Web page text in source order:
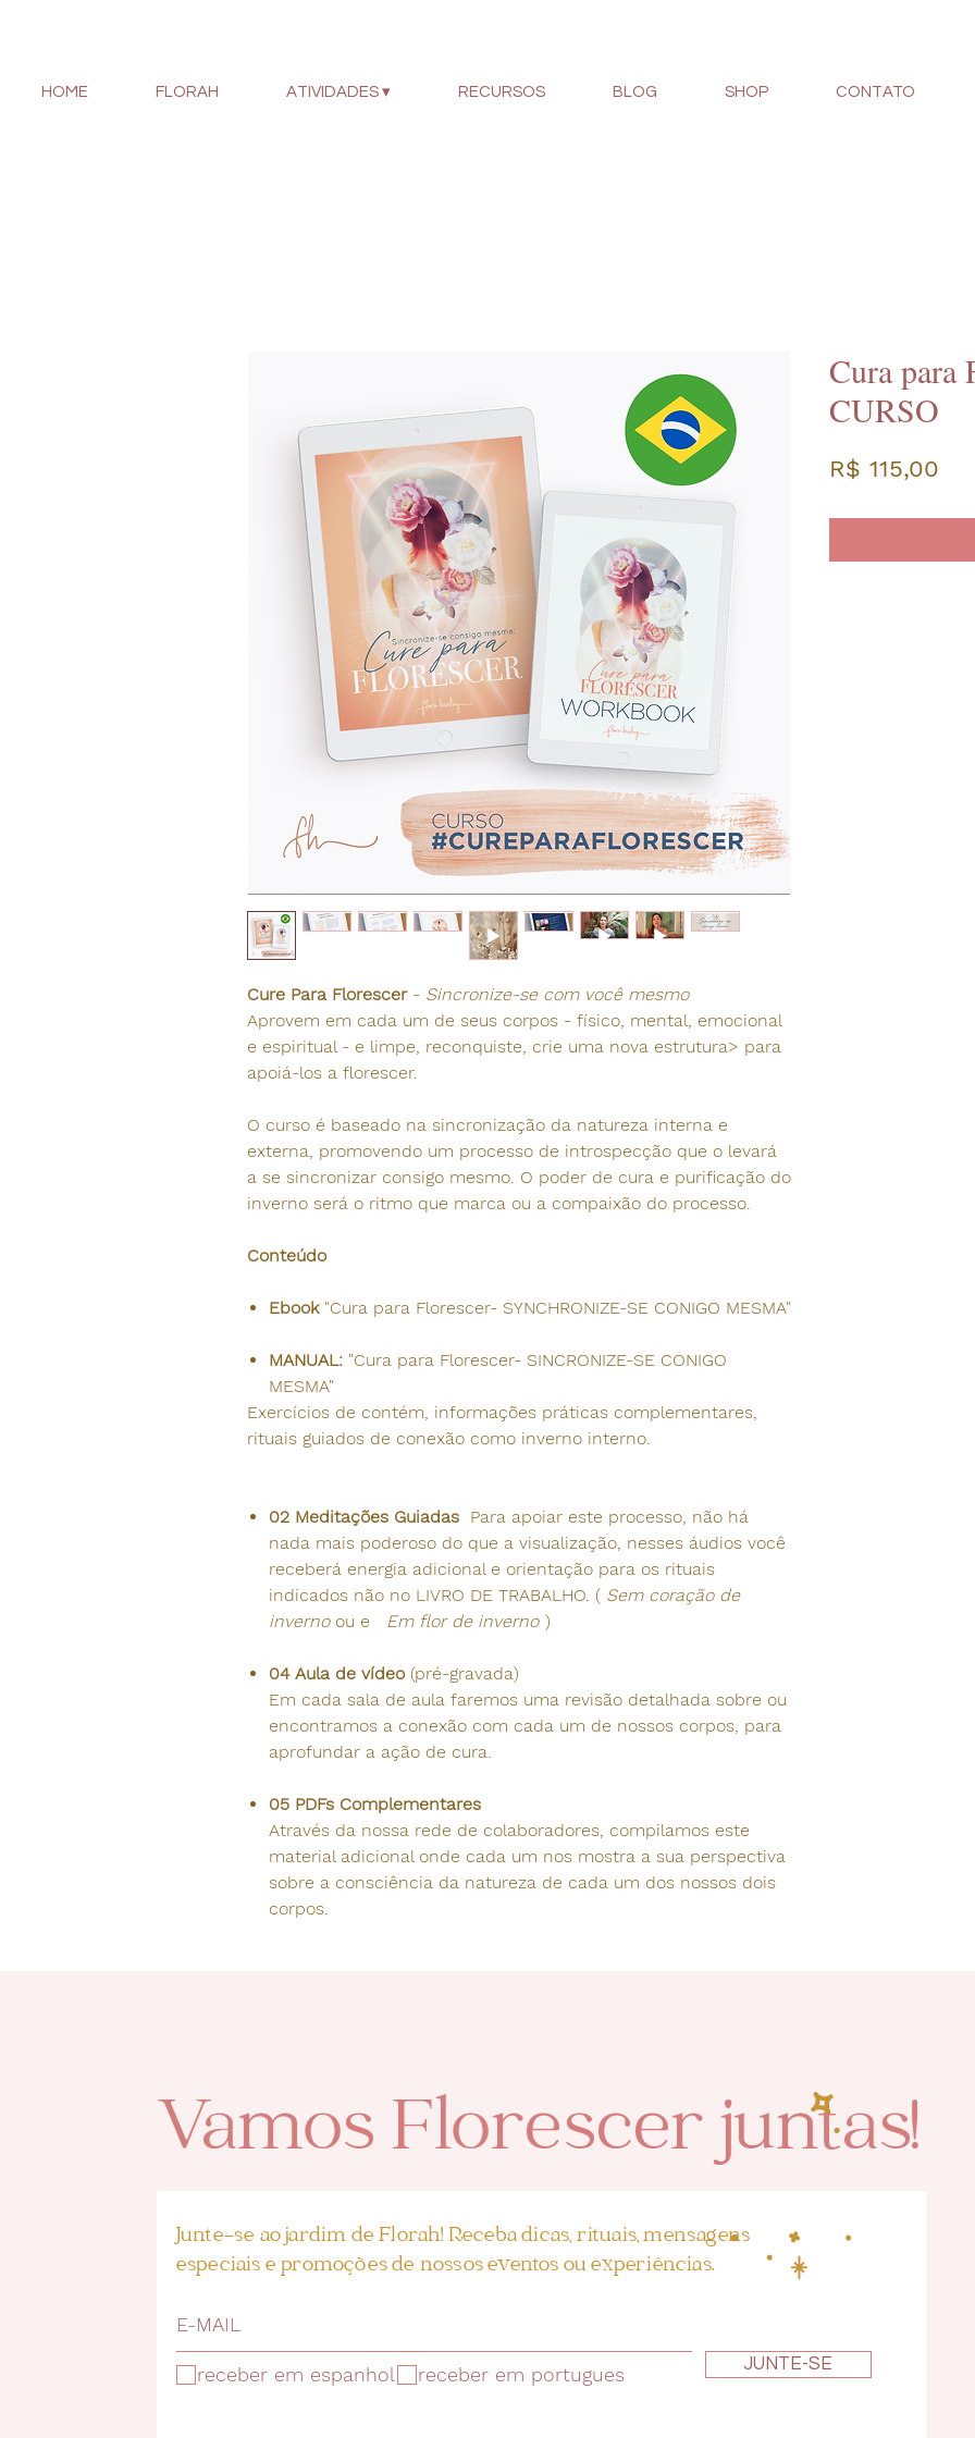
HOME FLORAH ATIVIDADES ▾ RECURSOS BLOG SHOP CONTATO
Cure Para Florescer- Sincronize-se com você mesmo
Aprovem em cada um de seus corpos - físico, mental, emocional
e espiritual - e limpe, reconquiste, crie uma nova estrutura> para
apoiá-los a florescer.
O curso é baseado na sincronização da natureza interna e
externa, promovendo um processo de introspecção que o levará
a se sincronizar consigo mesmo. O poder de cura e purificação do
inverno será o ritmo que marca ou a compaixão do processo.
Conteúdo
Ebook"Cura para Florescer- SYNCHRONIZE-SE CONIGO MESMA"
MANUAL: "Cura para Florescer- SINCRONIZE-SE CONIGO
MESMA"
Exercícios de contém, informações práticas complementares,
rituais guiados de conexão como inverno interno.
02 Meditações Guiadas Para apoiar este processo, não há
nada mais poderoso do que a visualização, nesses áudios você
receberá energia adicional e orientação para os rituais
indicados não no LIVRO DE TRABALHO. ( Sem coração de
invernoou e Em flor de inverno )
04 Aula de vídeo(pré-gravada)
Em cada sala de aula faremos uma revisão detalhada sobre ou
encontramos a conexão com cada um de nossos corpos, para
aprofundar a ação de cura.
05 PDFs Complementares
Através da nossa rede de colaboradores, compilamos este
material adicional onde cada um nos mostra a sua perspectiva
sobre a consciência da natureza de cada um dos nossos dois
corpos.
Cura para
CURSO
R$ 115,00
Vamos Florescer juntas!
Junte-se ao jardim de Florah! Receba dicas, rituais, mensagens
especiais e promoções de nossos eventos ou experiências.
receber em espanhol receber em portugues JUNTE-SE